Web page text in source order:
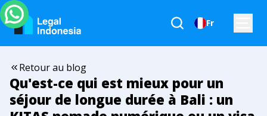
Fr
Retour au blog
Qu'est-ce qui est mieux pour un
séjour de longue durée à Bali : un